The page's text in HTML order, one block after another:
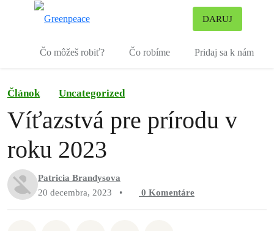
DARUJ
Čo môžeš robiť? Čo robíme Pridaj sa k nám
Článok Uncategorized
Víťazstvá pre prírodu v
roku 2023
Patricia Brandysova
20 decembra, 2023
• 0 Komentáre